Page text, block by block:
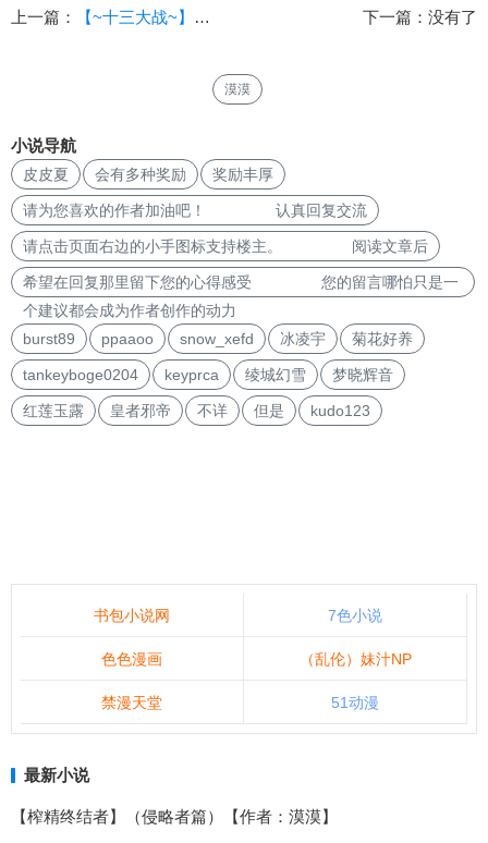
上一篇：
【~十三大战~】（02）【作者：anjisuan99】 下一篇：没有了
漠漠
小说导航
皮皮夏 会有多种奖励 奖励丰厚
请为您喜欢的作者加油吧！ 认真回复交流
请点击页面右边的小手图标支持楼主。 阅读文章后
希望在回复那里留下您的心得感受 您的留言哪怕只是一
个建议都会成为作者创作的动力
burst89
ppaaoo snow_xefd 冰凌宇 菊花好养
tankeyboge0204 keyprca 绫城幻雪 梦晓辉音
红莲玉露 皇者邪帝 不详 但是 kudo123
书包小说网 7色小说
色色漫画 （乱伦）妹汁NP
禁漫天堂 51动漫
最新小说
【榨精终结者】（侵略者篇）【作者：漠漠】